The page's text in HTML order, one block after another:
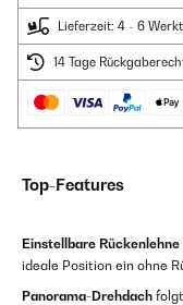
Lieferzeit: 4 - 6
14 Tage
Top-Features
Einstellbare
ideale Position ein ohne
Panorama-Drehdach